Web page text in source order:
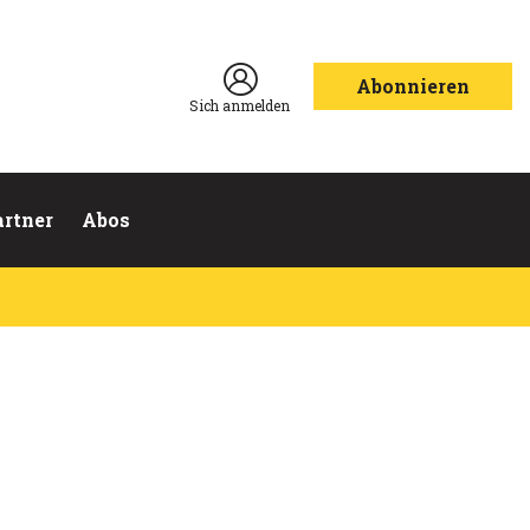
Sich anmelden
Abonnieren
Abos